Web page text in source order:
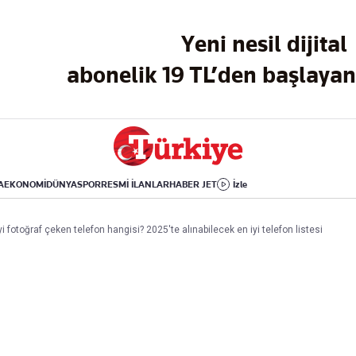
Yeni nesil dijital
abonelik 19 TL’den
EKONOMİDÜNYASPORRESMİ İLANLARHABER JET İzle
Amerika
İsrail-Gazze
Yemek
Aktüel
Sinema
Kitap
fotoğraf çeken telefon hangisi? 2025'te alınabilecek en iyi telefon listesi